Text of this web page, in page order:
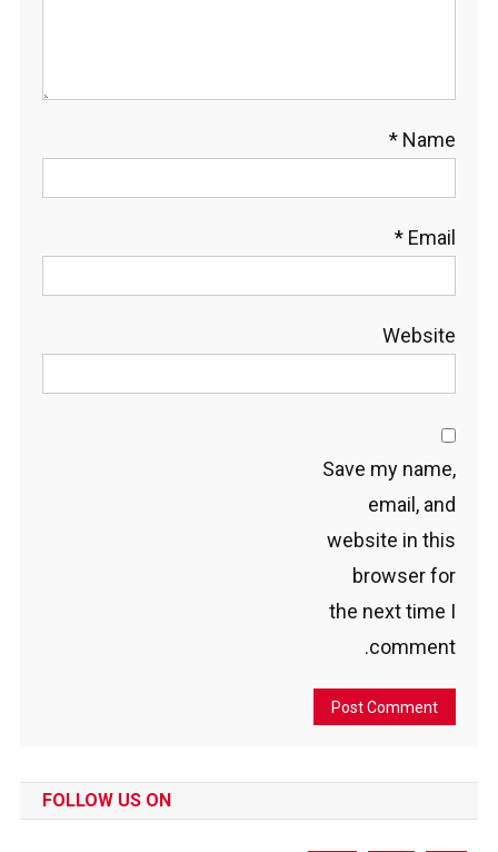
Name
*
Email
*
Website
Save my name,
email, and
website in this
browser for
the next time I
comment.
FOLLOW US ON